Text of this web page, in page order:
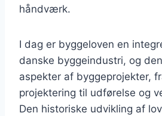
håndværk.
I dag er byggeloven en
danske byggeindustri, og
aspekter af byggeprojekter,
projektering til udførelse og
Den historiske udvikling af